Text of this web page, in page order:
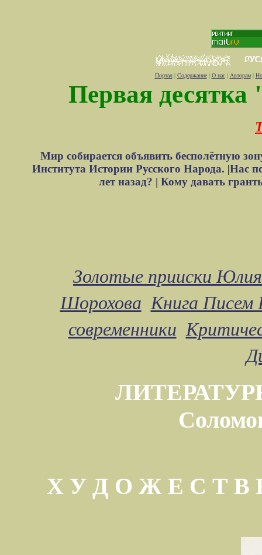
Портал| Содержание| О нас| Авторам|
Первая десятка
Мир собирается объявить бесполётную
Института Истории Русского Народа. |Нас
лет назад? | Кому давать
Золотые прииски
Шорохова Книга Писем
современники
Х У Д О Ж Е С Т